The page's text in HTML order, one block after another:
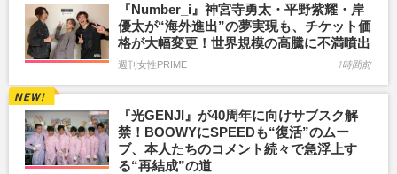
『Number_i』神宮寺勇太・平野紫耀・岸
優太が“海外進出”の夢実現も、チケット価
格が大幅変更！世界規模の高騰に不満噴出
週刊女性PRIME 1時間前
『光GENJI』が40周年に向けサブスク解
禁！BOOWYにSPEEDも“復活”のムー
ブ、本人たちのコメント続々で急浮上す
る“再結成”の道